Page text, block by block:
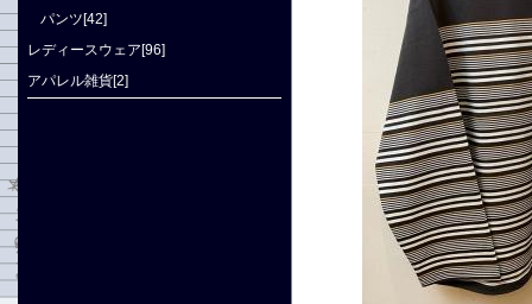
パンツ[42]
レディースウェア[96]
アパレル雑貨[2]